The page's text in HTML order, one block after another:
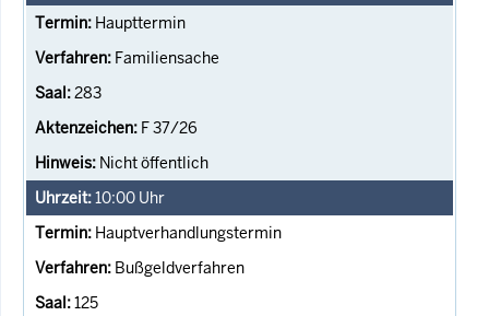
Haupttermin
Familiensache
283
F 37/26
Nicht öffentlich
10:00 Uhr
Hauptverhandlungstermin
Bußgeldverfahren
125